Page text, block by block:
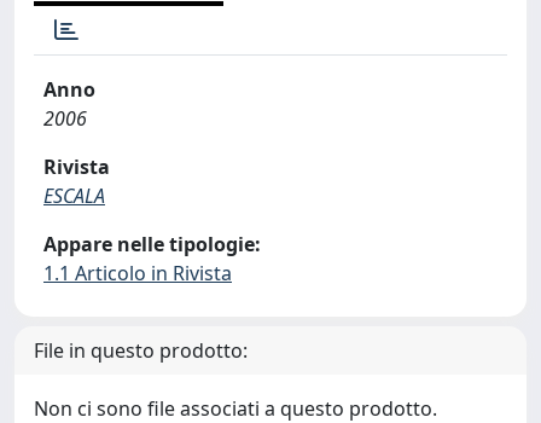
Anno
2006
Rivista
ESCALA
Appare nelle tipologie:
1.1 Articolo in Rivista
File in questo prodotto:
Non ci sono file associati a questo prodotto.